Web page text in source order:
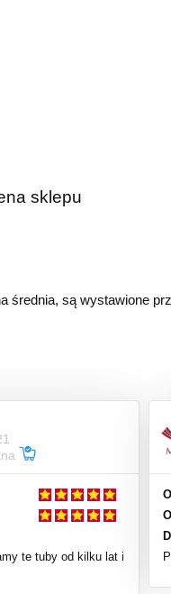
sklepu
średnia, są wystawione
te tuby od kilku lat i